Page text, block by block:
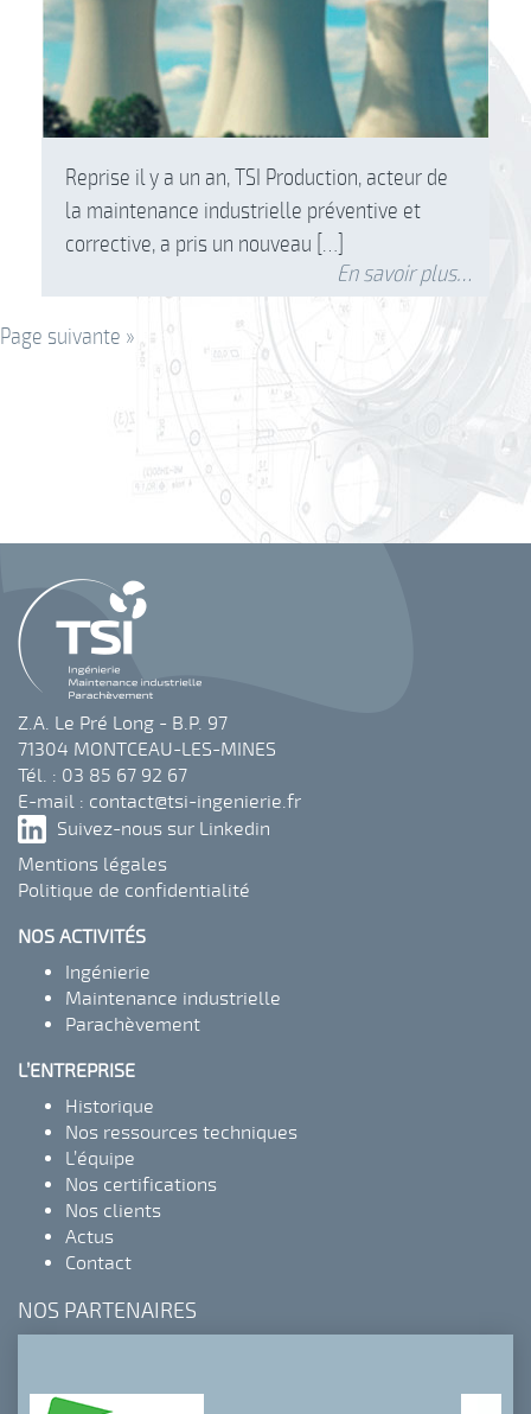
Reprise il y a un an, TSI Production, acteur de
la maintenance industrielle préventive et
corrective, a pris un nouveau […]
En savoir plus…
Page suivante »
Z.A. Le Pré Long - B.P. 97
71304 MONTCEAU-LES-MINES
Tél. : 03 85 67 92 67
E-mail : contact@tsi-ingenierie.fr
Suivez-nous sur Linkedin
Mentions légales
Politique de confidentialité
NOS ACTIVITÉS
Ingénierie
Maintenance industrielle
Parachèvement
L’ENTREPRISE
Historique
Nos ressources techniques
L’équipe
Nos certifications
Nos clients
Actus
Contact
NOS PARTENAIRES